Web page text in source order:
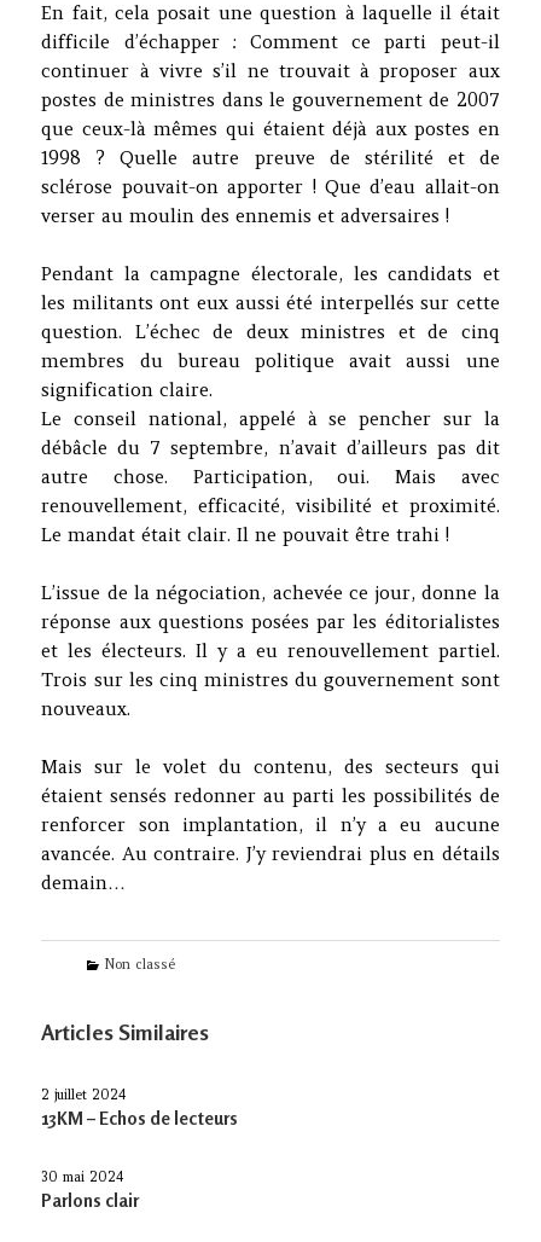
En fait, cela posait une question à laquelle il était
difficile d’échapper : Comment ce parti peut-il
continuer à vivre s’il ne trouvait à proposer aux
postes de ministres dans le gouvernement de 2007
que ceux-là mêmes qui étaient déjà aux postes en
1998 ? Quelle autre preuve de stérilité et de
sclérose pouvait-on apporter ! Que d’eau allait-on
verser au moulin des ennemis et adversaires !
Pendant la campagne électorale, les candidats et
les militants ont eux aussi été interpellés sur cette
question. L’échec de deux ministres et de cinq
membres du bureau politique avait aussi une
signification claire.
Le conseil national, appelé à se pencher sur la
débâcle du 7 septembre, n’avait d’ailleurs pas dit
autre chose. Participation, oui. Mais avec
renouvellement, efficacité, visibilité et proximité.
Le mandat était clair. Il ne pouvait être trahi !
L’issue de la négociation, achevée ce jour, donne la
réponse aux questions posées par les éditorialistes
et les électeurs. Il y a eu renouvellement partiel.
Trois sur les cinq ministres du gouvernement sont
nouveaux.
Mais sur le volet du contenu, des secteurs qui
étaient sensés redonner au parti les possibilités de
renforcer son implantation, il n’y a eu aucune
avancée. Au contraire. J’y reviendrai plus en détails
demain…
Categories
Non classé
Articles Similaires
2 juillet 2024
13KM – Echos de lecteurs
30 mai 2024
Parlons clair